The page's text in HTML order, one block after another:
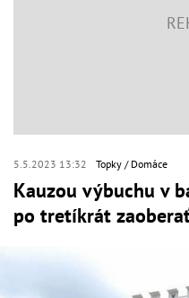
5.5.2023 13:32 Topky Domáce
Kauzou výbuchu v
po tretíkrát